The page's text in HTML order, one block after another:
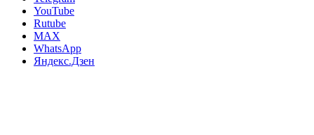
YouTube
Rutube
MAX
WhatsApp
Яндекс.Дзен